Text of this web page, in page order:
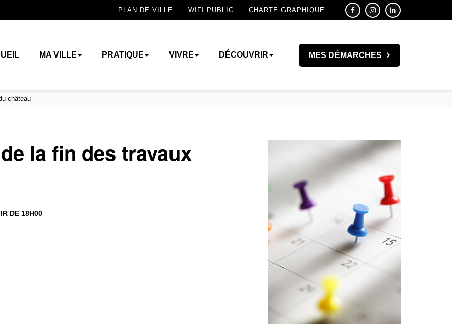
PLAN DE VILLE WIFI PUBLIC CHARTE GRAPHIQUE
MA VILLE PRATIQUE VIVRE DÉCOUVRIR MES DÉMARCHES
château
la fin des travaux
DE 18H00